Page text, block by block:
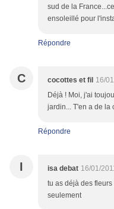
sud de la
ensoleillé pour
Répondre
C cocottes et fil 16/
Déjà ! Moi, j'ai
jardin... T'en a de la
Répondre
I isa debat 16/01/
tu as déjà des
seulement